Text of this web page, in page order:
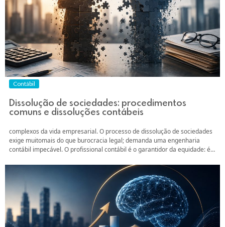
Contábil
Dissolução de sociedades: procedimentos
comuns e dissoluções contábeis
complexos da vida empresarial. O processo de dissolução de sociedades
exige muitomais do que burocracia legal; demanda uma engenharia
contábil impecável. O profissional contábil é o garantidor da equidade: é
de direito, sem desfalcar ou inviabilizar acontinuidade da operação para
os sócios remanescentes....